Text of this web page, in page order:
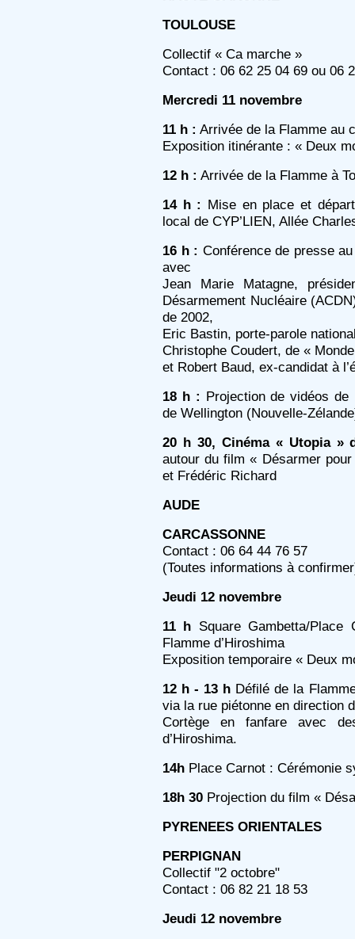
TOULOUSE
Collectif « Ca marche »
Contact : 06 62 25 04 69 ou 06
Mercredi 11 novembre
11 h : Arrivée de la Flamme au
Exposition itinérante : « Deux
12 h : Arrivée de la Flamme à
14 h : Mise en place et
local de CYP’LIEN, Allée
16 h : Conférence de presse
avec
Jean Marie Matagne,
Désarmement Nucléaire
de 2002,
Eric Bastin, porte-parole
Christophe Coudert, de «
et Robert Baud, ex-candidat à
18 h : Projection de vidéos
de Wellington (Nouvelle-
20 h 30, Cinéma « Utopia »
autour du film « Désarmer
et Frédéric Richard
AUDE
CARCASSONNE
Contact : 06 64 44 76 57
(Toutes informations à
Jeudi 12 novembre
11 h Square Gambetta/
Flamme d’Hiroshima
Exposition temporaire « Deux
12 h - 13 h Défilé de la
via la rue piétonne en direction
Cortège en fanfare avec
d’Hiroshima.
14h Place Carnot : Cérémonie
18h 30 Projection du film «
PYRENEES ORIENTALES
PERPIGNAN
Collectif "2 octobre"
Contact : 06 82 21 18 53
Jeudi 12 novembre